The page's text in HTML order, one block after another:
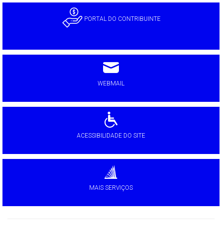
PORTAL DO CONTRIBUINTE
WEBMAIL
ACESSIBILIDADE DO SITE
MAIS SERVIÇOS